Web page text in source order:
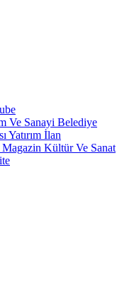
Ve Sanayi Belediye
Yatırım İlan
Magazin Kültür Ve Sanat